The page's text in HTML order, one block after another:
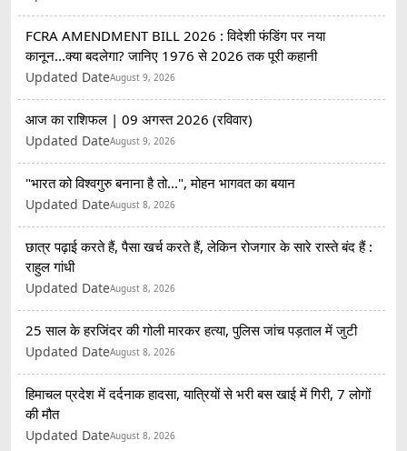
FCRA AMENDMENT BILL 2026 : विदेशी फंडिंग पर नया
कानून...क्या बदलेगा? जानिए 1976 से 2026 तक पूरी कहानी
Updated DateAugust 9, 2026
आज का राशिफल | 09 अगस्त 2026 (रविवार)
Updated DateAugust 9, 2026
"भारत को विश्वगुरु बनाना है तो...", मोहन भागवत का बयान
Updated DateAugust 8, 2026
छात्र पढ़ाई करते हैं, पैसा खर्च करते हैं, लेकिन रोजगार के सारे रास्ते बंद हैं :
राहुल गांधी
Updated DateAugust 8, 2026
25 साल के हरजिंदर की गोली मारकर हत्या, पुलिस जांच पड़ताल में जुटी
Updated DateAugust 8, 2026
हिमाचल प्रदेश में दर्दनाक हादसा, यात्रियों से भरी बस खाई में गिरी, 7 लोगों
की मौत
Updated DateAugust 8, 2026